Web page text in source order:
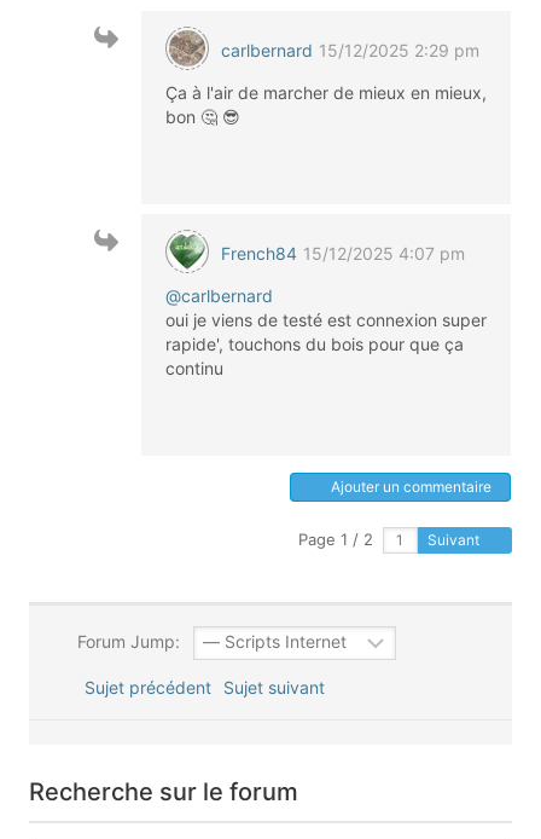
carlbernard 15/12/2025 2:29 pm
Ça à l'air de marcher de mieux en mieux,
bon 🤔 😎
French84 15/12/2025 4:07 pm
@carlbernard
oui je viens de testé est connexion super
rapide', touchons du bois pour que ça
continu
Ajouter un commentaire
Page 1 / 2 Suivant
Forum Jump:
Sujet précédent Sujet suivant
Recherche sur le forum